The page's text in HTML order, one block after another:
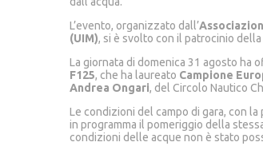
L’evento, organizzato dall’
(UIM), si è svolto con il patrocinio della
La giornata di domenica 31 agosto ha
F125, che ha laureato Campione
Andrea Ongari, del Circolo Nautico
Le condizioni del campo di gara, con
in programma il pomeriggio della
condizioni delle acque non è stato